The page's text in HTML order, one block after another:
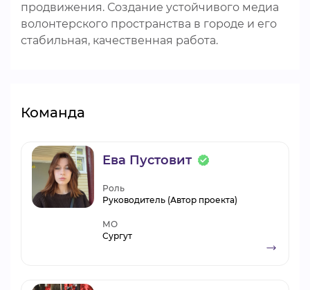
продвижения. Создание устойчивого медиа
волонтерского пространства в городе и его
стабильная, качественная работа.
Команда
Ева Пустовит
Роль
Руководитель (Автор проекта)
МО
Сургут